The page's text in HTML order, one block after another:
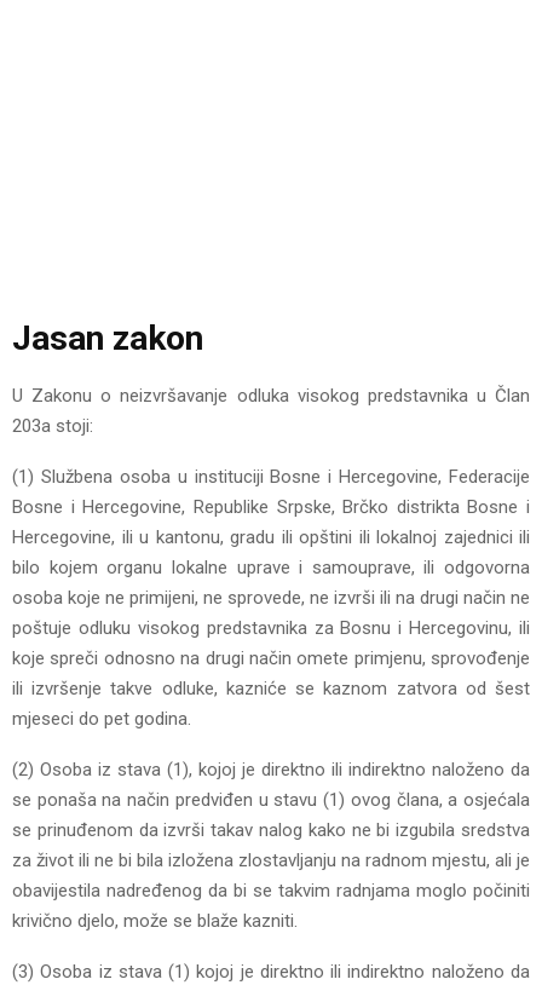
Jasan zakon
U Zakonu o neizvršavanje odluka visokog predstavnika u Član
203a stoji:
(1) Službena osoba u instituciji Bosne i Hercegovine, Federacije
Bosne i Hercegovine, Republike Srpske, Brčko distrikta Bosne i
Hercegovine, ili u kantonu, gradu ili opštini ili lokalnoj zajednici ili
bilo kojem organu lokalne uprave i samouprave, ili odgovorna
osoba koje ne primijeni, ne sprovede, ne izvrši ili na drugi način ne
poštuje odluku visokog predstavnika za Bosnu i Hercegovinu, ili
koje spreči odnosno na drugi način omete primjenu, sprovođenje
ili izvršenje takve odluke, kazniće se kaznom zatvora od šest
mjeseci do pet godina.
(2) Osoba iz stava (1), kojoj je direktno ili indirektno naloženo da
se ponaša na način predviđen u stavu (1) ovog člana, a osjećala
se prinuđenom da izvrši takav nalog kako ne bi izgubila sredstva
za život ili ne bi bila izložena zlostavljanju na radnom mjestu, ali je
obavijestila nadređenog da bi se takvim radnjama moglo počiniti
krivično djelo, može se blaže kazniti.
(3) Osoba iz stava (1) kojoj je direktno ili indirektno naloženo da